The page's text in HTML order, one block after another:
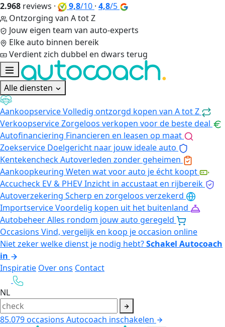
2.968 reviews · 9,8/10 · 4,8/5
Ontzorging van A tot Z
Jouw eigen team van auto-experts
Elke auto binnen bereik
Verdient zich dubbel en dwars terug
Alle diensten
AankoopserviceVolledig ontzorgd kopen van A tot Z
VerkoopserviceZorgeloos verkopen voor de beste deal
Autofinanciering Financieren en leasen op maat
Zoekservice Doelgericht naar jouw ideale auto
KentekencheckAutoverleden zonder geheimen
Aankoopkeuring Weten wat voor auto je écht koopt
Accucheck EV & PHEVInzicht in accustaat en rijbereik
Autoverzekering Scherp en zorgeloos verzekerd
ImportserviceVoordelig kopen uit het buitenland
AutobeheerAlles rondom jouw auto geregeld
Occasions Vind, vergelijk en koop je occasion online
Niet zeker welke dienst je nodig hebt?Schakel Autocoach
in
Inspiratie Over ons Contact
NL
85.079occasions Autocoach inschakelen